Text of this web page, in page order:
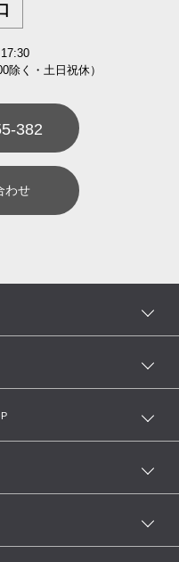
除く・土日祝休）
382
わせ